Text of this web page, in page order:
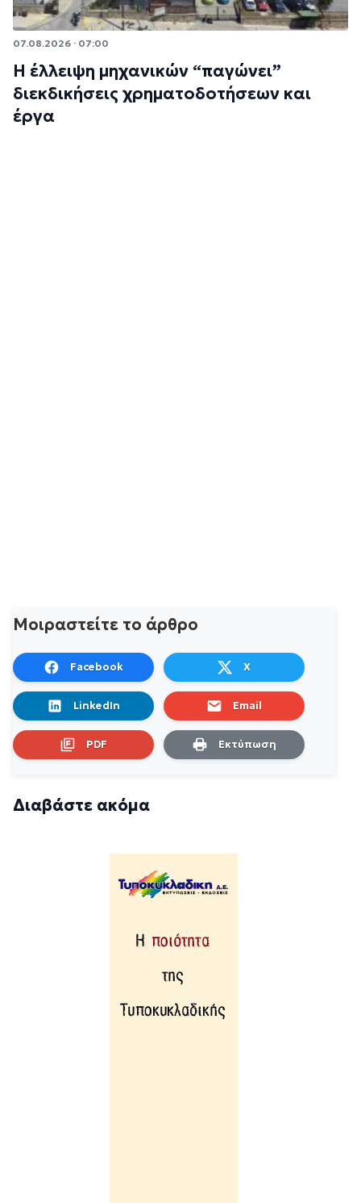
07.08.2026 · 07:00
Η έλλειψη μηχανικών “παγώνει”
διεκδικήσεις χρηματοδοτήσεων και
έργα
Μοιραστείτε το άρθρο
Facebook X
LinkedIn Email
PDF Εκτύπωση
Διαβάστε ακόμα